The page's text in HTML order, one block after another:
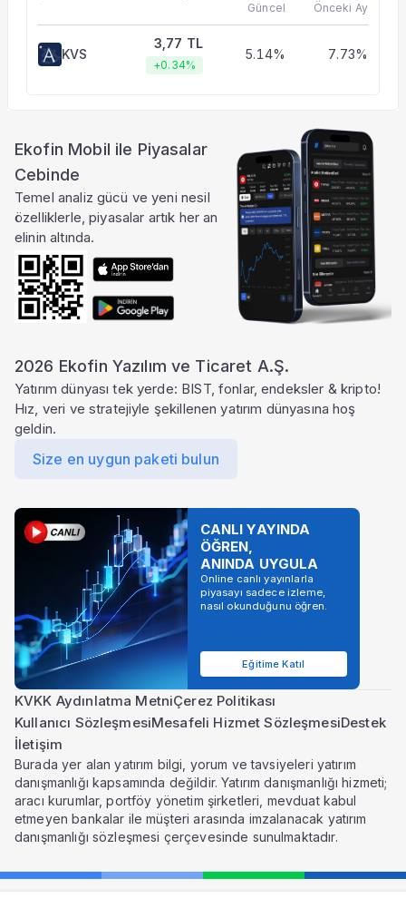
Güncel Önceki Ay
KVS
3,77 TL
+0.34%
5.14% 7.73%
Ekofin Mobil ile Piyasalar
Cebinde
Temel analiz gücü ve yeni nesil
özelliklerle, piyasalar artık her an
elinin altında.
2026 Ekofin Yazılım ve Ticaret A.Ş.
Yatırım dünyası tek yerde: BIST, fonlar, endeksler & kripto!
Hız, veri ve stratejiyle şekillenen yatırım dünyasına hoş
geldin.
Size en uygun paketi bulun
CANLI YAYINDA
ÖĞREN,
ANINDA UYGULA
Online canlı yayınlarla
piyasayı sadece izleme,
nasıl okunduğunu öğren.
Eğitime Katıl
KVKK Aydınlatma MetniÇerez Politikası
Kullanıcı SözleşmesiMesafeli Hizmet SözleşmesiDestek
İletişim
Burada yer alan yatırım bilgi, yorum ve tavsiyeleri yatırım
danışmanlığı kapsamında değildir. Yatırım danışmanlığı hizmeti;
aracı kurumlar, portföy yönetim şirketleri, mevduat kabul
etmeyen bankalar ile müşteri arasında imzalanacak yatırım
danışmanlığı sözleşmesi çerçevesinde sunulmaktadır.